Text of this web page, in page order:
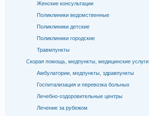
Женские консультации
Поликлиники ведомственные
Поликлиники детские
Поликлиники городские
Травмпункты
Скорая помощь, медпункты, медицинские услуги
Амбулатории, медпункты, здравпункты
Госпитализация и перевозка больных
Лечебно-оздоровительные центры
Лечение за рубежом